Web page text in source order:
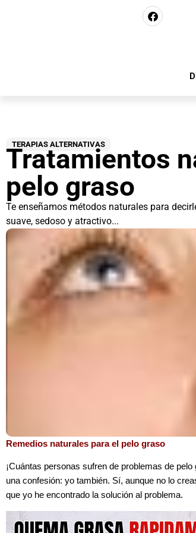
TERAPIAS ALTERNATIVAS
Tratamientos
pelo graso
Te enseñamos métodos naturales para
suave, sedoso y atractivo...
Remedios naturales para el pelo graso
¡Cuántas personas sufren de problemas de
una confesión: yo también. Sí, aunque no lo
que yo he encontrado la solución al problema.